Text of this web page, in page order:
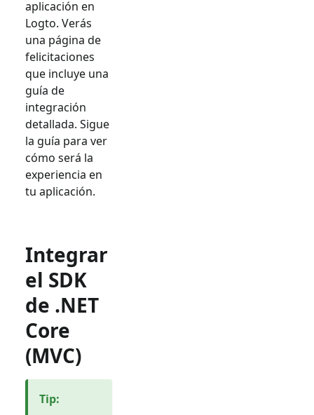
aplicación en
Logto. Verás
una página de
felicitaciones
que incluye una
guía de
integración
detallada. Sigue
la guía para ver
cómo será la
experiencia en
tu aplicación.
Integrar
el SDK
de .NET
Core
(MVC)
Tip: